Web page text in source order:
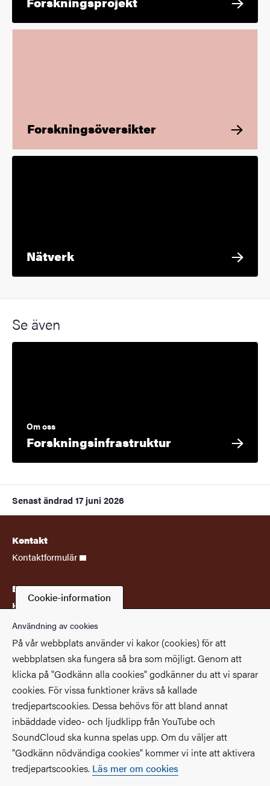
Forskningsöversikter
Nätverk
Se även
Om oss
Forskningsinfrastruktur
Senast ändrad 17 juni 2026
Cookie-information
Användning av cookies
På vår webbplats använder vi kakor (cookies) för att
webbplatsen ska fungera så bra som möjligt. Genom att
klicka på "Godkänn alla cookies" godkänner du att vi sparar
cookies. För vissa funktioner krävs så kallade
tredjepartscookies. Dessa behövs för att bland annat
inbäddade video- och ljudklipp från YouTube och
SoundCloud ska kunna spelas upp. Om du väljer att
"Godkänn nödvändiga cookies" kommer vi inte att aktivera
tredjepartscookies. Läs mer om cookies
Kontakt
Kontaktformulär
Besöksadress
Humanistiska biblioteket
405 30 Göteborg
Våra kanaler
facebookinstagram
Genvägar
Om webbplatsen Tillgänglighetsredogörelse